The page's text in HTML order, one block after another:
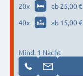
20x ab 25,00 €
40x ab 15,00 €
Mind. 1 Nacht